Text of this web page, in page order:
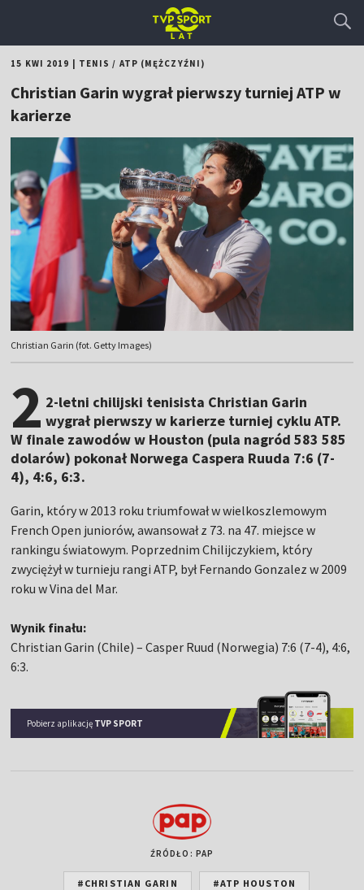
15 KWI 2019 TENIS / ATP (MĘŻCZYŹNI)
Christian Garin wygrał pierwszy turniej ATP w
karierze
Christian Garin (fot. Getty Images)
2 2-letni chilijski tenisista Christian Garin
wygrał pierwszy w karierze turniej cyklu ATP.
W finale zawodów w Houston (pula nagród 583 585
dolarów) pokonał Norwega Caspera Ruuda 7:6 (7-
4), 4:6, 6:3.
Garin, który w 2013 roku triumfował w wielkoszlemowym
French Open juniorów, awansował z 73. na 47. miejsce w
rankingu światowym. Poprzednim Chilijczykiem, który
zwyciężył w turnieju rangi ATP, był Fernando Gonzalez w 2009
roku w Vina del Mar.
Wynik finału:
Christian Garin (Chile) – Casper Ruud (Norwegia) 7:6 (7-4), 4:6,
6:3.
Pobierz aplikację TVP SPORT
ŹRÓDŁO: PAP
#CHRISTIAN GARIN #ATP HOUSTON